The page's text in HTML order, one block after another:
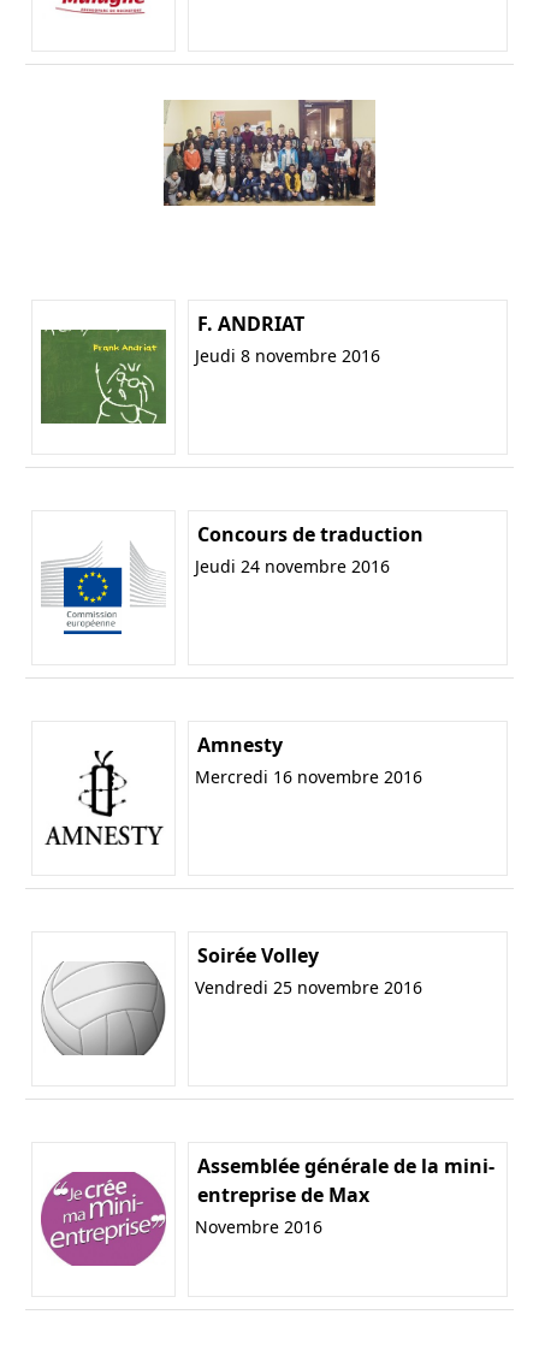
F. ANDRIAT
Jeudi 8 novembre 2016
Concours de traduction
Jeudi 24 novembre 2016
Amnesty
Mercredi 16 novembre 2016
Soirée Volley
Vendredi 25 novembre 2016
Assemblée générale de la mini-
entreprise de Max
Novembre 2016